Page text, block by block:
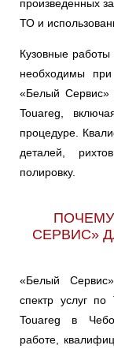
произведенных
ТО и
Кузовные работы
необходимы
«Белый Сервис»
Touareg,
процедуре.
деталей,
полировку.
СЕРВИС»
«Белый
спектр услуг
Touareg в
работе,